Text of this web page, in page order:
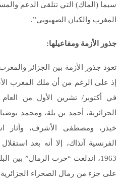
سيما (الماك) التي تتلقى الدعم
المغرب والكيان الصهيوني”.
جذور الأزمة ومفاعيلها:
تعود جذور الأزمة بين الجزائر
إذ على الرغم من أن ملك المغرب
الجزائرية، أحمد بن بلة، ومحمد
خيذر، ومصطفى الأشرف، وأثار
الفرنسية آنذاك، إلا أنه بعد
1963، اندلعت “حرب الرمال” بين
على جزء من رمال الصحراء